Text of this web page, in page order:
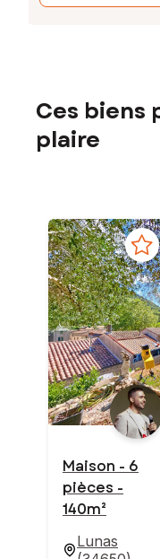
Ces biens
plaire
Maison - 6
pièces -
140m²
Lunas